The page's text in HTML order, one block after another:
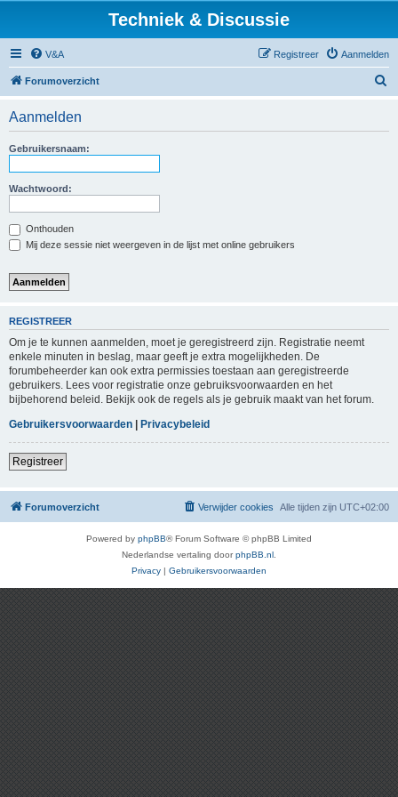
Techniek & Discussie
V&A Aanmelden
Registreer
Forumoverzicht
Aanmelden
Gebruikersnaam:
Wachtwoord:
Onthouden
Mij deze sessie niet weergeven in de lijst met online gebruikers
REGISTREER
Om je te kunnen aanmelden, moet je geregistreerd zijn. Registratie neemt
enkele minuten in beslag, maar geeft je extra mogelijkheden. De
forumbeheerder kan ook extra permissies toestaan aan geregistreerde
gebruikers. Lees voor registratie onze gebruiksvoorwaarden en het
bijbehorend beleid. Bekijk ook de regels als je gebruik maakt van het forum.
Gebruikersvoorwaarden | Privacybeleid
Registreer
Forumoverzicht Alle tijden zijn UTC+02:00
Verwijder cookies
Powered by phpBB® Forum Software © phpBB Limited
Nederlandse vertaling doorphpBB.nl
Privacy | Gebruikersvoorwaarden